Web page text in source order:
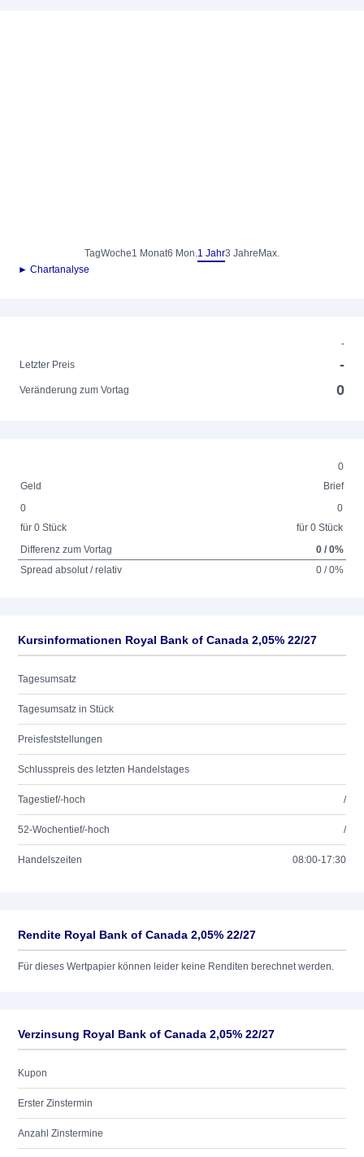
TagWoche1 Monat6 Mon.1 Jahr3 Jahre Max.
► Chartanalyse
-
Letzter Preis
-
Veränderung zum Vortag 0
0
Geld
Brief
0
für 0 Stück
0
für 0 Stück
Differenz zum Vortag
0 / 0%
Spread absolut / relativ
0 / 0%
Kursinformationen Royal Bank of Canada 2,05% 22/27
Tagesumsatz
Tagesumsatz in Stück
Preisfeststellungen
Schlusspreis des letzten Handelstages
Tagestief/-hoch /
52-Wochentief/-hoch /
Handelszeiten 08:00-17:30
Rendite Royal Bank of Canada 2,05% 22/27
Für dieses Wertpapier können leider keine Renditen berechnet werden.
Verzinsung Royal Bank of Canada 2,05% 22/27
Kupon
Erster Zinstermin
Anzahl Zinstermine